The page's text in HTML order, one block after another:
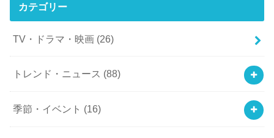
カテゴリー
TV・ドラマ・映画 (26)
トレンド・ニュース (88)
季節・イベント (16)